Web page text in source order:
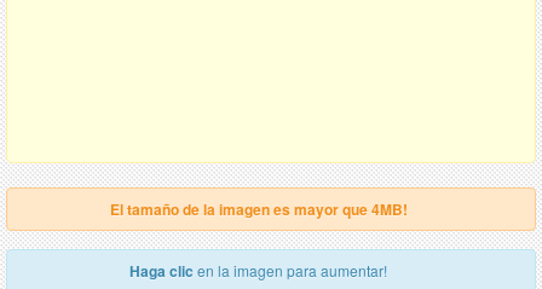
El tamaño de la imagen es mayor que 4MB!
Haga clic en la imagen para aumentar!